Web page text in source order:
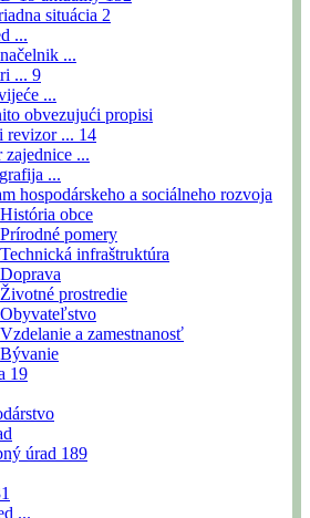
situácia 2
...
...
... 9
...
obvezujući propisi
revizor ... 14
zajednice ...
...
hospodárskeho a sociálneho rozvoja
História obce
Prírodné pomery
Technická infraštruktúra
Doprava
Životné prostredie
Obyvateľstvo
Vzdelanie a zamestnanosť
Bývanie
19
úrad 189
...